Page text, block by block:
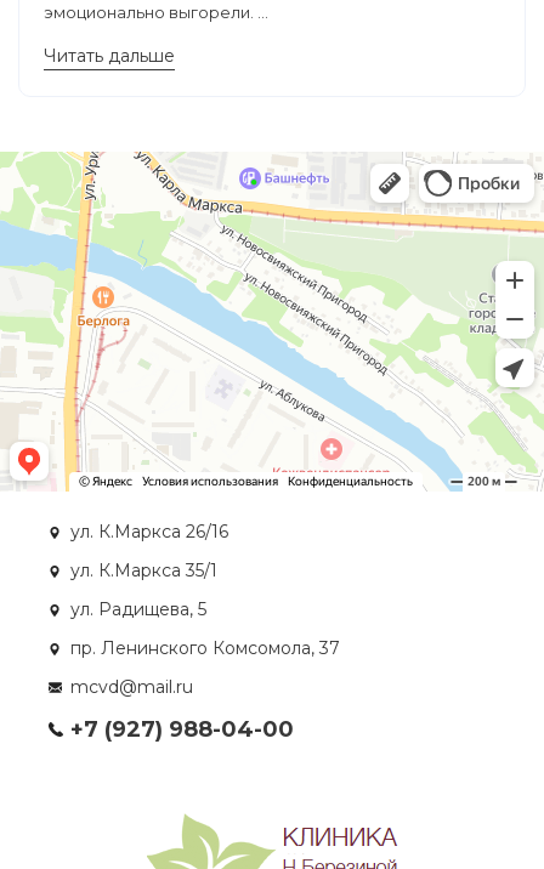
эмоционально выгорели. ...
Читать дальше
ул. К.Маркса 26/16
ул. К.Маркса 35/1
ул. Радищева, 5
пр. Ленинского Комсомола, 37
mcvd@mail.ru
+7 (927) 988-04-00